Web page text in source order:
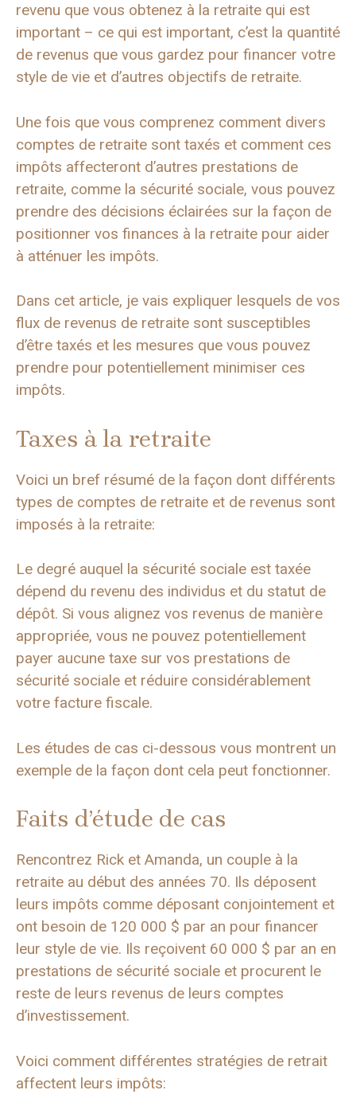
revenu que vous obtenez à la retraite qui est
important – ce qui est important, c’est la quantité
de revenus que vous gardez pour financer votre
style de vie et d’autres objectifs de retraite.
Une fois que vous comprenez comment divers
comptes de retraite sont taxés et comment ces
impôts affecteront d’autres prestations de
retraite, comme la sécurité sociale, vous pouvez
prendre des décisions éclairées sur la façon de
positionner vos finances à la retraite pour aider
à atténuer les impôts.
Dans cet article, je vais expliquer lesquels de vos
flux de revenus de retraite sont susceptibles
d’être taxés et les mesures que vous pouvez
prendre pour potentiellement minimiser ces
impôts.
Taxes à la retraite
Voici un bref résumé de la façon dont différents
types de comptes de retraite et de revenus sont
imposés à la retraite:
Le degré auquel la sécurité sociale est taxée
dépend du revenu des individus et du statut de
dépôt. Si vous alignez vos revenus de manière
appropriée, vous ne pouvez potentiellement
payer aucune taxe sur vos prestations de
sécurité sociale et réduire considérablement
votre facture fiscale.
Les études de cas ci-dessous vous montrent un
exemple de la façon dont cela peut fonctionner.
Faits d’étude de cas
Rencontrez Rick et Amanda, un couple à la
retraite au début des années 70. Ils déposent
leurs impôts comme déposant conjointement et
ont besoin de 120 000 $ par an pour financer
leur style de vie. Ils reçoivent 60 000 $ par an en
prestations de sécurité sociale et procurent le
reste de leurs revenus de leurs comptes
d’investissement.
Voici comment différentes stratégies de retrait
affectent leurs impôts: